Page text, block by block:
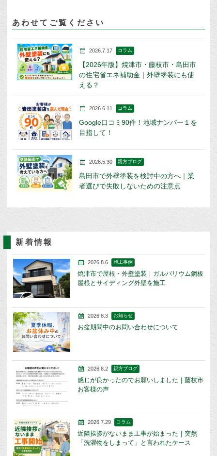
あわせてご覧ください
2026.7.17 コラム
【2026年版】焼津市・藤枝市・島田市
の住宅省エネ補助金｜外壁塗装にも使
える？
2026.6.11 コラム
Google口コミ90件！地域ナンバー１を
目指して！
2026.5.30 親方ブログ
島田市で外壁塗装を検討中の方へ｜業
者選びで失敗しないための注意点
新着情報
2026.8.6 施工事例
焼津市で屋根・外壁塗装｜ガルバリウム鋼板
屋根とサイディング外壁を施工
2026.8.3 お知らせ
お盆期間中のお問い合わせについて
2026.8.2 親方ブログ
感じが良かったのでお願いしました｜藤枝市
お客様の声
2026.7.29 コラム
近隣挨拶がないまま工事が始まった｜突然
「洗濯物をしまって」と言われたケース